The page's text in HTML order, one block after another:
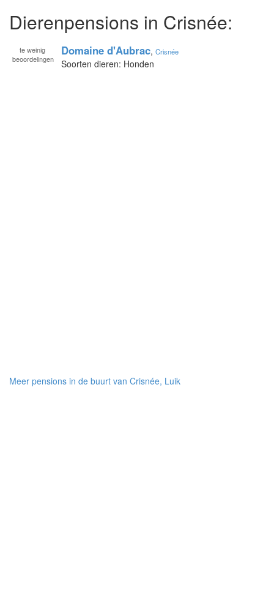
Dierenpensions in Crisnée:
te weinig
beoordelingen
Domaine d'Aubrac, Crisnée
Soorten dieren: Honden
Meer pensions in de buurt van Crisnée, Luik